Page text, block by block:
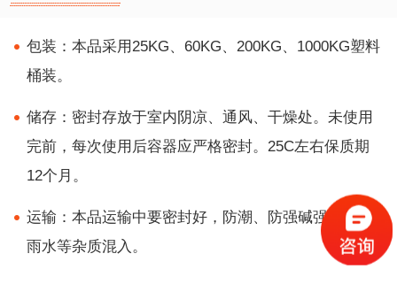
包装：本品采用25KG、60KG、200KG、1000KG塑料
桶装。
储存：密封存放于室内阴凉、通风、干燥处。未使用
完前，每次使用后容器应严格密封。25C左右保质期
12个月。
运输：本品运输中要密封好，防潮、防强碱强酸及防
雨水等杂质混入。